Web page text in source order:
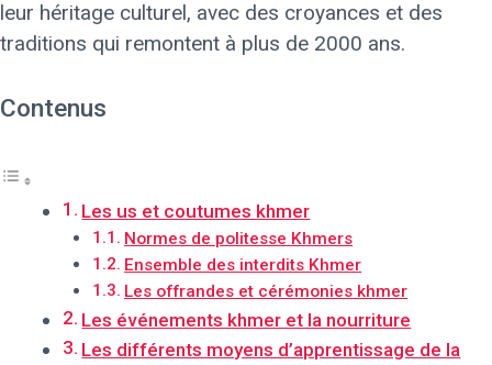
leur héritage culturel, avec des croyances et des
traditions qui remontent à plus de 2000 ans.
Contenus
Les us et coutumes khmer
Normes de politesse Khmers
Ensemble des interdits Khmer
Les offrandes et cérémonies khmer
Les événements khmer et la nourriture
Les différents moyens d’apprentissage de la